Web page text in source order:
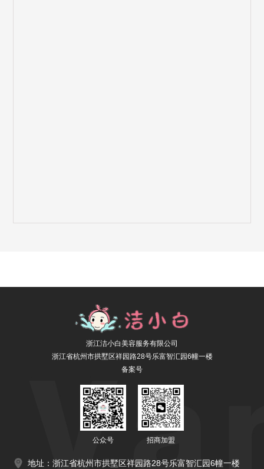
浙江洁小白美容服务有限公司
浙江省杭州市拱墅区祥园路28号乐富智汇园6幢一楼
备案号
公众号 招商加盟
地址：浙江省杭州市拱墅区祥园路28号乐富智汇园6幢一楼